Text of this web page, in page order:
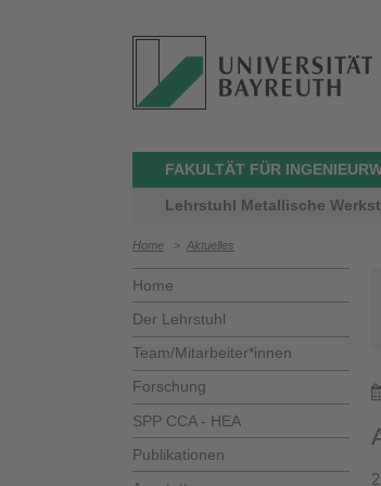
FAKULTÄT FÜR
Lehrstuhl Metallische
Home > Aktuelles
Home
Der Lehrstuhl
Team/Mitarbeiter*innen
Forschung
SPP CCA - HEA
Publikationen